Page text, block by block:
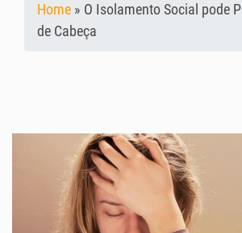
Home » O Isolamento Social pode
de Cabeça